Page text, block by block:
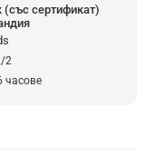
сертификат)
2
часове